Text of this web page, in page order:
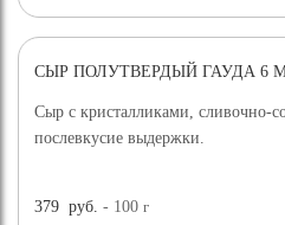
ХИТ ПРОДАЖ
СЫР ПОЛУТВЕРДЫЙ ГАУДА 6
Сыр с кристалликами, сливочно-
послевкусие выдержки.
379 руб. - 100г